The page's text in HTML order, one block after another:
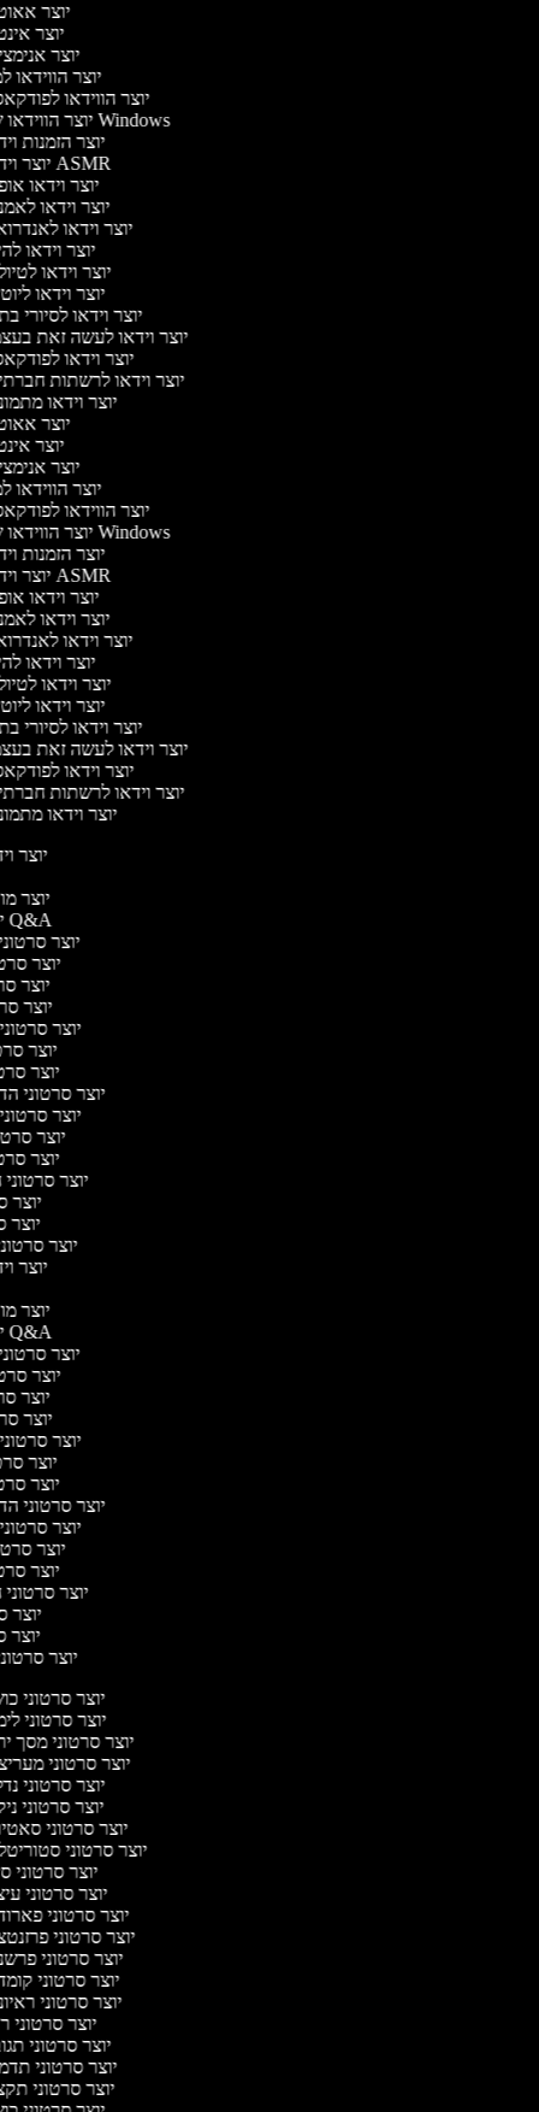
יוצר
יוצר
יוצר
יוצר הווידאו
יוצר הווידאו
יוצר הווידאו של Windows
יוצר הזמנות
יוצר וידאו ASMR
יוצר וידאו
יוצר וידאו
יוצר וידאו
יוצר וידאו
יוצר וידאו
יוצר וידאו
יוצר וידאו לסיורי
יוצר וידאו לעשה זאת
יוצר וידאו
יוצר וידאו לרשתות
יוצר וידאו
יוצר
יוצר
יוצר
יוצר הווידאו
יוצר הווידאו
יוצר הווידאו של Windows
יוצר הזמנות
יוצר וידאו ASMR
יוצר וידאו
יוצר וידאו
יוצר וידאו
יוצר וידאו
יוצר וידאו
יוצר וידאו
יוצר וידאו לסיורי
יוצר וידאו לעשה זאת
יוצר וידאו
יוצר וידאו לרשתות
יוצר וידאו
יוצר
יוצר
יוצר סרטוני Q&A
יוצר
יוצר
יוצר
יוצר
יוצר
יוצר
יוצר
יוצר סרטוני
יוצר
יוצר
יוצר
יוצר
יוצר
יוצר
יוצר
יוצר
יוצר
יוצר סרטוני Q&A
יוצר
יוצר
יוצר
יוצר
יוצר
יוצר
יוצר
יוצר סרטוני
יוצר
יוצר
יוצר
יוצר
יוצר
יוצר
יוצר
יוצר סרטוני
יוצר סרטוני
יוצר סרטוני מסך
יוצר סרטוני
יוצר סרטוני
יוצר סרטוני
יוצר סרטוני
יוצר סרטוני
יוצר סרטוני
יוצר סרטוני
יוצר סרטוני
יוצר סרטוני
יוצר סרטוני
יוצר סרטוני
יוצר סרטוני
יוצר סרטוני
יוצר סרטוני
יוצר סרטוני
יוצר סרטוני